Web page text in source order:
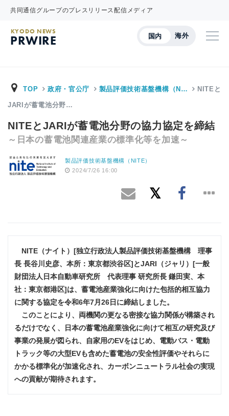
共同通信グループのプレスリリース配信メディア
国内 海外
KYODO NEWS
PRWIRE
TOP 政府・官公庁 製品評価技術基盤機構（N… NITEと
JARIが蓄電池分野…
NITEとJARIが蓄電池分野の協力協定を締結
～日本の蓄電池関連産業の標準化等を加速～
製品評価技術基盤機構（NITE）
2024/7/26 16:00
NITE（ナイト）[独立行政法人製品評価技術基盤機構 理事
長 長谷川史彦、本所：東京都渋谷区]とJARI（ジャリ）[一般
財団法人日本自動車研究所 代表理事 研究所長 鎌田実、本
社：東京都港区]は、蓄電池産業強化に向けた包括的相互協力
に関する協定を令和6年7月26日に締結しました。
このことにより、両機関の更なる密接な協力関係が構築され
るだけでなく、日本の蓄電池産業強化に向けて相互の研究及び
事業の発展が図られ、自家用のEVをはじめ、電動バス・電動
トラック等の大型EVも含めた蓄電池の安全性評価やそれらに
かかる標準化が加速化され、カーボンニュートラル社会の実現
への貢献が期待されます。